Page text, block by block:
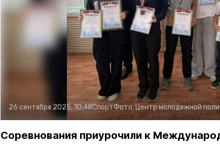
26 сентября 2025, 10:48СпортФото:Центр молодежной
Соревнования приурочили к